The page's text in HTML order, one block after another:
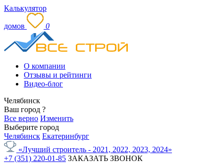
Калькулятор
домов 0
О компании
Отзывы и рейтинги
Видео-блог
Челябинск
Ваш город ?
Все верно Изменить
Выберите город
Челябинск Екатеринбург
«Лучший строитель - 2021, 2022, 2023, 2024»
+7 (351) 220-01-85 ЗАКАЗАТЬ ЗВОНОК